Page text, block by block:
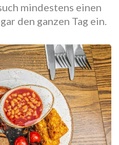
mindestens einen
den ganzen Tag ein.